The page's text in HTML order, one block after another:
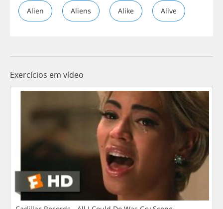
Alien Aliens Alike Alive
Exercícios em vídeo